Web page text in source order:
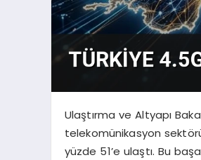
Ulaştırma ve Altyapı
telekomünikasyon
yüzde 51’e ulaştı. Bu